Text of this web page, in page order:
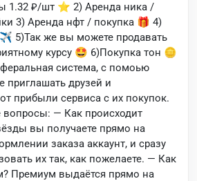
1.32 ₽/шт ⭐️️️ 2) Аренда ника /
3) Аренда нфт / покупка 🎁 4)
5)Так же вы можете продавать
курсу 🤩 6)Покупка тон 🪙
система, с помоью
приглашать друзей и
прибыли сервиса с их покупок.
вопросы: — Как происходит
вы получаете прямо на
заказа аккаунт, и сразу
их так, как пожелаете. — Как
Премиум выдаётся прямо на